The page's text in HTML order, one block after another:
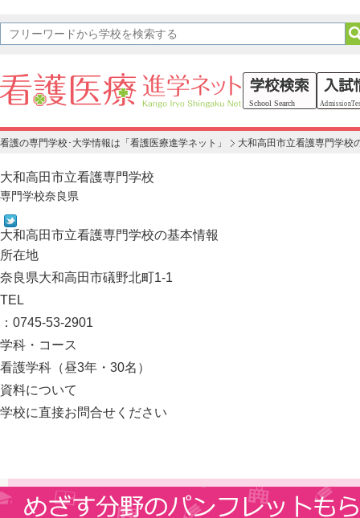
看護の専門学校･大学情報は「看護医療進学ネット」 大和高田市立看護専門学校
大和高田市立看護専門学校
専門学校奈良県
大和高田市立看護専門学校の基本情報
所在地
奈良県大和高田市礒野北町1-1
TEL
：0745-53-2901
学科・コース
看護学科（昼3年・30名）
資料について
学校に直接お問合せください